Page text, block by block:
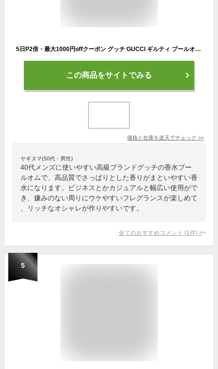
5日P2倍・最大1000円offクーポン グッチ GUCCI ギルティ プールオム EDT SP 90ml Guilty Pour Homme【当日発送_お休み中】【香水 ギフト メンズ レディース】【人気 ブランド ギフト 誕生日 プレゼント】
この商品をサイトでみる
価格と在庫を楽天でチェック >>
ヤギヌマ(50代・男性)
40代メンズに使いやすい高級ブランドグッチの香水プー
ルオムで、高品質でさっぱりとした香りがまといやすい香
水になります。ビジネスとかカジュアルと幅広い使用がで
き、嫌みのない周りにウケやすいフレグランスが楽しめて
、リッチなオシャレが作りやすいです。
全てのおすすめコメント (1 件) >
5